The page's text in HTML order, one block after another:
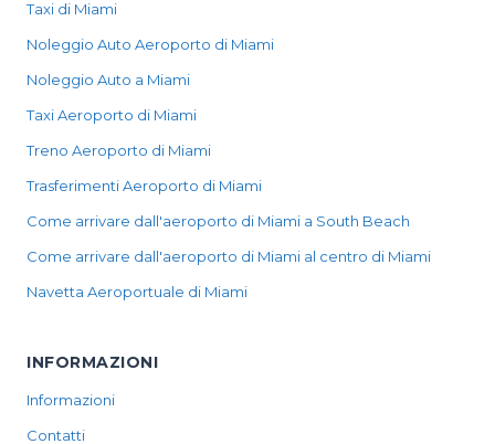
Taxi di Miami
Noleggio Auto Aeroporto di Miami
Noleggio Auto a Miami
Taxi Aeroporto di Miami
Treno Aeroporto di Miami
Trasferimenti Aeroporto di Miami
Come arrivare dall'aeroporto di Miami a South Beach
Come arrivare dall'aeroporto di Miami al centro di Miami
Navetta Aeroportuale di Miami
INFORMAZIONI
Informazioni
Contatti